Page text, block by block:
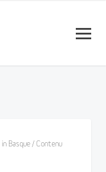
Basque / Contenu